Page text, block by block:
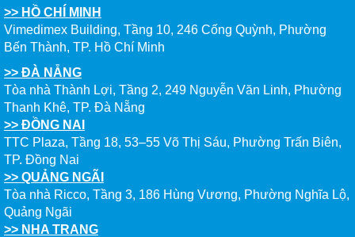
HỘI GHI DANH & SĂN HỌC BỔNG KỲ SPRING 2026
>> HỒ CHÍ MINH
Vimedimex Building, Tầng 10, 246 Cống Quỳnh, Phường
Bến Thành, TP. Hồ Chí Minh
>> ĐÀ NẴNG
Tòa nhà Thành Lợi, Tầng 2, 249 Nguyễn Văn Linh, Phường
Thanh Khê, TP. Đà Nẵng
>> ĐỒNG NAI
TTC Plaza, Tầng 18, 53–55 Võ Thị Sáu, Phường Trấn Biên,
TP. Đồng Nai
>> QUẢNG NGÃI
Tòa nhà Ricco, Tầng 3, 186 Hùng Vương, Phường Nghĩa Lộ,
Quảng Ngãi
>> NHA TRANG